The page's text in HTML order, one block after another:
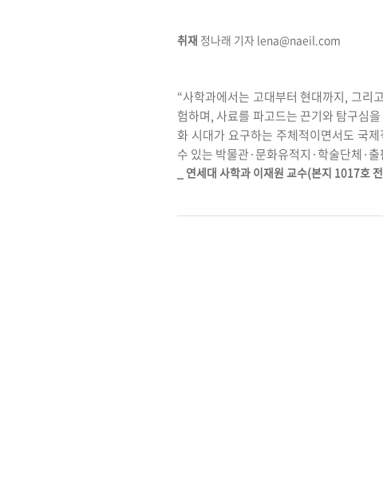
취재 정나래 기자 lena@naeil.com
“사학과에서는 고대부터 현대까지, 그리
험하며, 사료를 파고드는 끈기와 탐구심
화 시대가 요구하는 주체적이면서도 국
수 있는 박물관·문화유적지·학술단체·
_ 연세대 사학과 이재원 교수(본지 1017호